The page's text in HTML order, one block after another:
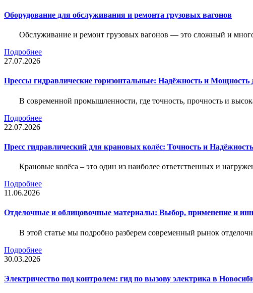
Оборудование для обслуживания и ремонта грузовых вагонов
Обслуживание и ремонт грузовых вагонов — это сложный и
Подробнее
27.07.2026
Прессы гидравлические горизонтальные: Надёжность и Мощность
В современной промышленности, где точность, прочность и
Подробнее
22.07.2026
Пресс гидравлический для крановых колёс: Точность и
Крановые колёса – это один из наиболее ответственных и
Подробнее
11.06.2026
Отделочные и облицовочные материалы: Выбор, применение и
В этой статье мы подробно разберем современный рынок
Подробнее
30.03.2026
Электричество под контролем: гид по вызову электрика в